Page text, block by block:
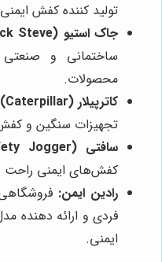
تولید کننده کفش
جاک استیو (Jack Steve):
ساختمانی و
محصولات.
کاترپیلار (Caterpillar):
تجهیزات سنگین و
سافتی (Safety Jogger):
کفش‌های ایمنی
رادین ایمن:
فردی و ارائه دهنده
ایمنی.